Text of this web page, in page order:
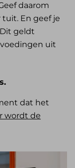
daarom
En geef je
geldt
uit
dat het
wordt de